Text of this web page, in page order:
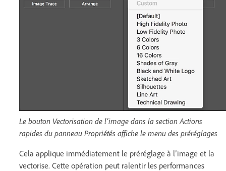
Le bouton Vectorisation de l’image dans la section Actions
rapides du panneau Propriétés affiche le menu des préréglages
Cela applique immédiatement le préréglage à l’image et la
vectorise. Cette opération peut ralentir les performances